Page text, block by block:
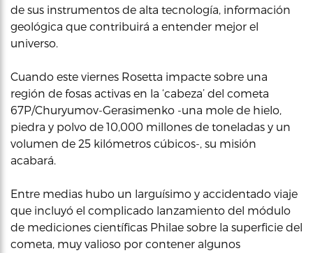
de sus instrumentos de alta tecnología, información
geológica que contribuirá a entender mejor el
universo.
Cuando este viernes Rosetta impacte sobre una
región de fosas activas en la ‘cabeza’ del cometa
67P/Churyumov-Gerasimenko -una mole de hielo,
piedra y polvo de 10,000 millones de toneladas y un
volumen de 25 kilómetros cúbicos-, su misión
acabará.
Entre medias hubo un larguísimo y accidentado viaje
que incluyó el complicado lanzamiento del módulo
de mediciones científicas Philae sobre la superficie del
cometa, muy valioso por contener algunos